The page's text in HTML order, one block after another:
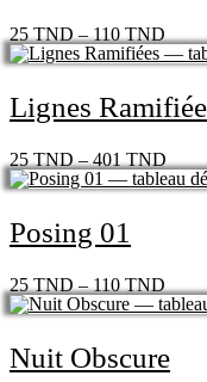
25TND–110TND
Lignes
25TND–401TND
Posing 01
25TND–110TND
Nuit Obscure